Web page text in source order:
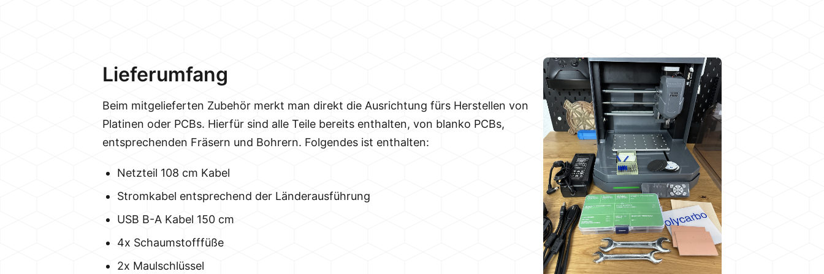
Lieferumfang
Beim mitgelieferten Zubehör merkt man direkt die Ausrichtung fürs Herstellen von
Platinen oder PCBs. Hierfür sind alle Teile bereits enthalten, von blanko PCBs,
entsprechenden Fräsern und Bohrern. Folgendes ist enthalten:
Netzteil 108 cm Kabel
Stromkabel entsprechend der Länderausführung
USB B-A Kabel 150 cm
4x Schaumstofffüße
2x Maulschlüssel